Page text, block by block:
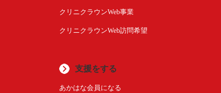
クリニクラウンWeb事業
クリニクラウンWeb訪問希望
支援をする
あかはな会員になる